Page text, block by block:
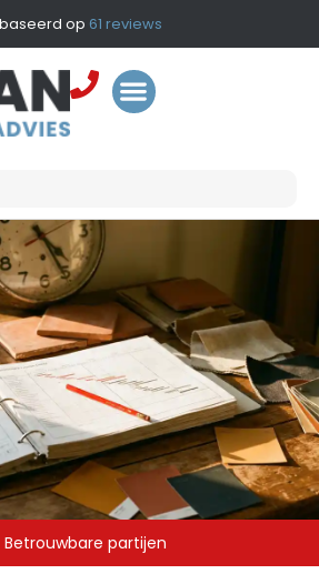
op 61 reviews
dan 1375 opdrachten uitgevoerd